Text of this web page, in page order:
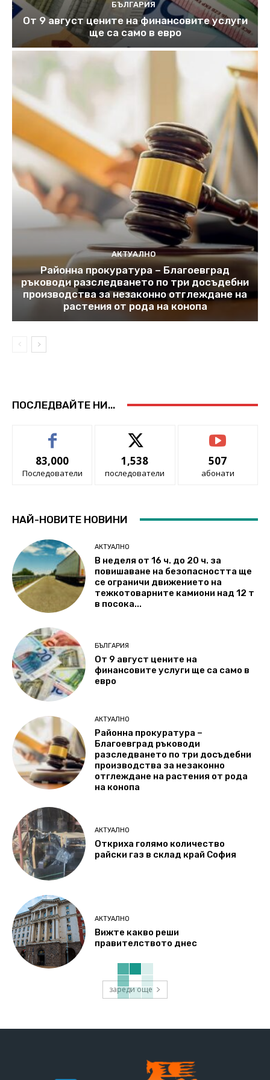
БЪЛГАРИЯ
От 9 август цените на финансовите услуги
ще са само в евро
АКТУАЛНО
Районна прокуратура – Благоевград
ръководи разследването по три досъдебни
производства за незаконно отглеждане на
растения от рода на конопа
ПОСЛЕДВАЙТЕ НИ...
83,000
Последователи
1,538
последователи
507
абонати
НАЙ-НОВИТЕ НОВИНИ
АКТУАЛНО
В неделя от 16 ч. до 20 ч. за
повишаване на безопасността ще
се ограничи движението на
тежкотоварните камиони над 12 т
в посока...
БЪЛГАРИЯ
От 9 август цените на
финансовите услуги ще са само в
евро
АКТУАЛНО
Районна прокуратура –
Благоевград ръководи
разследването по три досъдебни
производства за незаконно
отглеждане на растения от рода
на конопа
АКТУАЛНО
Откриха голямо количество
райски газ в склад край София
АКТУАЛНО
Вижте какво реши
правителството днес
зареди още